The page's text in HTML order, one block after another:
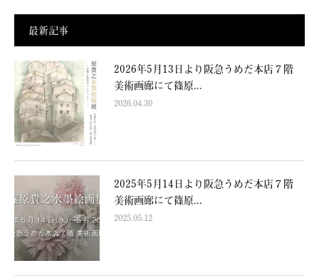
最新記事
2026年5月13日より阪急うめだ本店７階
美術画廊にて篠原...
2026.04.30
2025年5月14日より阪急うめだ本店７階
美術画廊にて篠原...
2025.05.12